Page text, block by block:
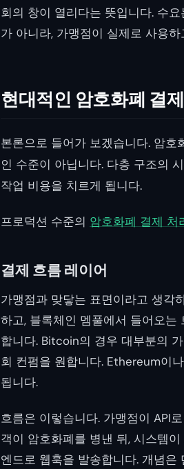
회의 창이 열리다는 뜻입니다. 수
가 아니라, 가맹점이 실제로 사용
현대적인 암호화폐 결
본론으로 들어가 보겠습니다. 암
인 수준이 아닙니다. 다층 구조의
작업 비용을 치르게 됩니다.
프로덕션 수준의 암호화폐 결제 처
결제 흐름 레이어
가맹점과 맞닿는 표면이라고 생각
하고, 블록체인 멤풀에서 들어오는
합니다. Bitcoin의 경우 대부분의
회 컨펌을 원합니다. Ethereum이
됩니다.
흐름은 이렇습니다. 가맹점이 API
객이 암호화폐를 병낸 뒤, 시스템
엔드로 웹훅을 발송합니다. 개념